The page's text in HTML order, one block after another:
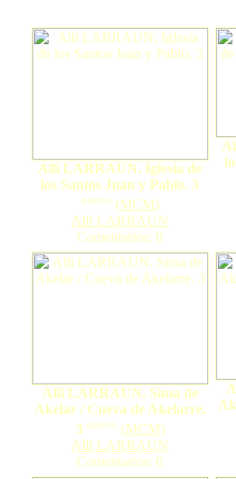
Alli LARRAUN. Iglesia de
los Santos Juan y Pablo. 3
nuevo (MCM)
Alli LARRAUN
Comentarios: 0
Alli LARRAUN. Sima de
Akelar / Cueva de Akelarre.
3 nuevo (MCM)
Alli LARRAUN
Comentarios: 0